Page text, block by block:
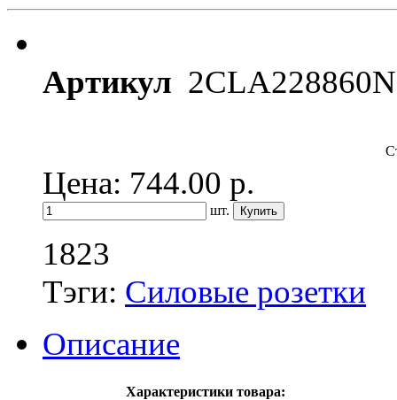
Артикул
Цена: 744.00 р.
шт.
1823
Тэги: Силовые розетки
Описание
Характеристики товара: